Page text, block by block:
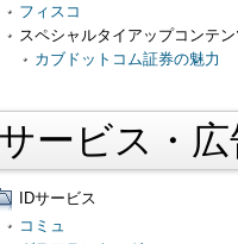
フィスコ
スペシャルタイアップコンテ
カブドットコム証券の魅力
ービス・
IDサービス
コミュ